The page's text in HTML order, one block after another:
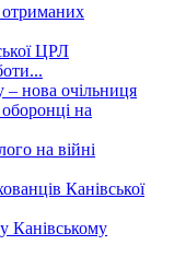
отриманих
ЦРЛ
– нова очільниця
на
на війні
Канівської
Канівському